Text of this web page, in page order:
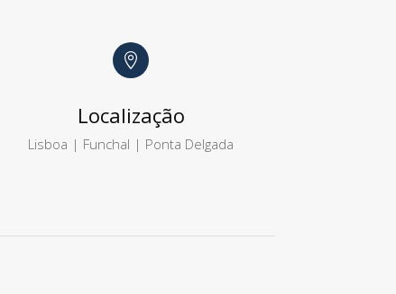

Localização
Lisboa | Funchal | Ponta Delgada